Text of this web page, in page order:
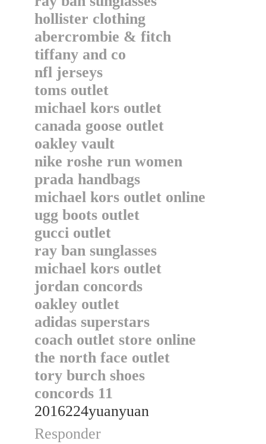
hollister clothing
abercrombie & fitch
tiffany and co
nfl jerseys
toms outlet
michael kors outlet
canada goose outlet
oakley vault
nike roshe run women
prada handbags
michael kors outlet online
ugg boots outlet
gucci outlet
ray ban sunglasses
michael kors outlet
jordan concords
oakley outlet
adidas superstars
coach outlet store online
the north face outlet
tory burch shoes
concords 11
2016224yuanyuan
Responder